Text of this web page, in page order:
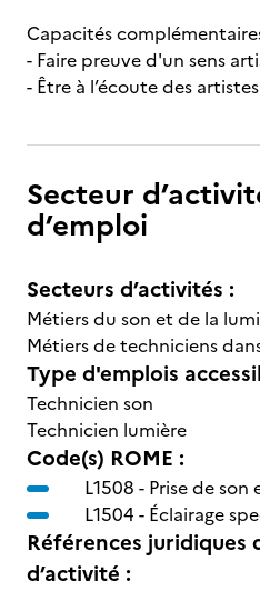
Capacités
- Faire preuve d'un sens
- Être à l’écoute des
Secteur
d’emploi
Secteurs d’activités :
Métiers du son et de la
Métiers de techniciens
Type d'emplois
Technicien son
Technicien lumière
Code(s) ROME :
L1508 - Prise de son
L1504 - Éclairage
Références juridiques
d’activité :